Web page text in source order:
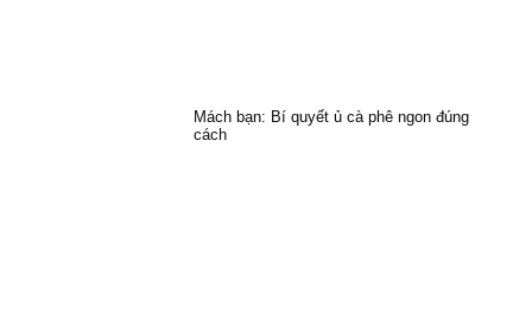
Mách bạn: Bí quyết ủ cà phê ngon đúng
cách